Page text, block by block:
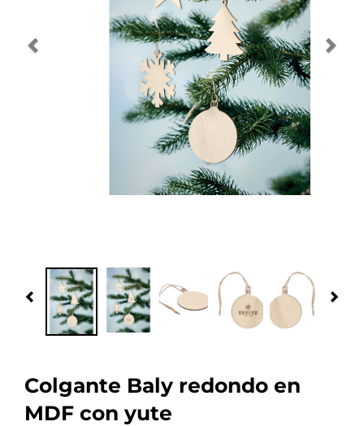
Navidad 🎄 Invierno
Previous
Colgante Baly redondo en
MDF con yute